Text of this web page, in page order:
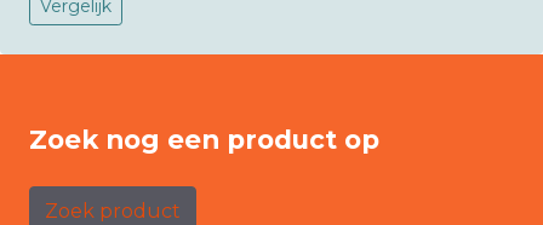
Vergelijk
Zoek nog een product op
Zoek product